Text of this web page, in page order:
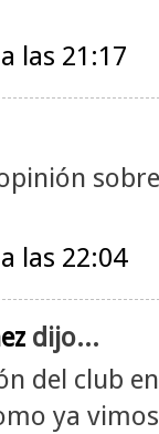
las 21:17
las 22:04
dijo...
del club
ya